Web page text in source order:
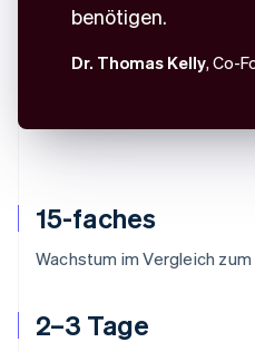
15-faches
Wachstum im Vergleich zum
2–3 Tage
benötigen.
Dr. Thomas Kelly, Co-